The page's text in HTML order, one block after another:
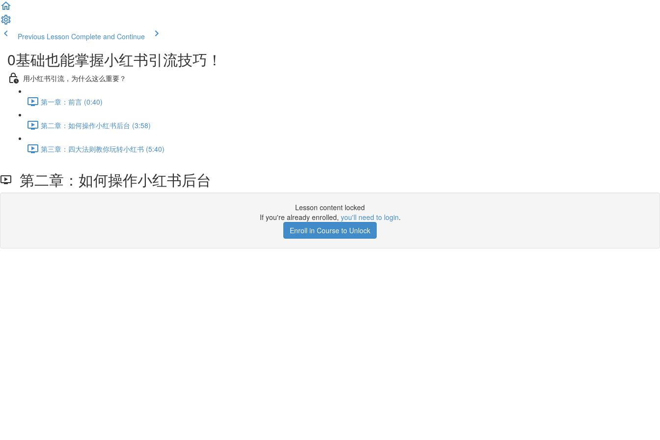
Previous Lesson Complete and Continue
0基础也能掌握小红书引流技巧！
用小红书引流，为什么这么重要？
第一章：前言 (0:40)
第二章：如何操作小红书后台 (3:58)
第三章：四大法则教你玩转小红书 (5:40)
第二章：如何操作小红书后台
Lesson content locked
If you're already enrolled, you'll need to login.
Enroll in Course to Unlock